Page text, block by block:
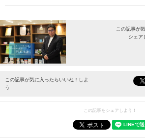
この記事が
シェア
最新情報をお
この記事が気に入ったらいいね！しよ
う
この記事をシェアしよう！